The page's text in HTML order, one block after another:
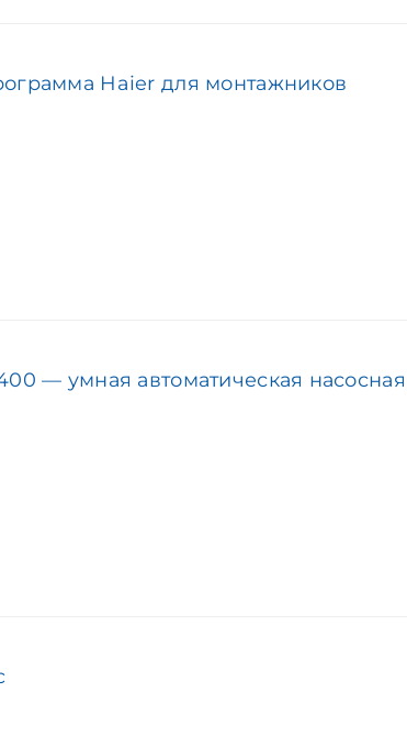
Haier для монтажников
— умная автоматическая